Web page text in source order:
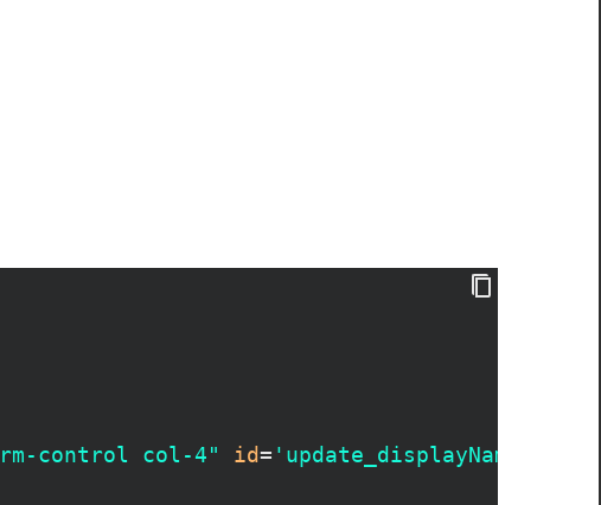
control col-4" id= 'update_displayName'